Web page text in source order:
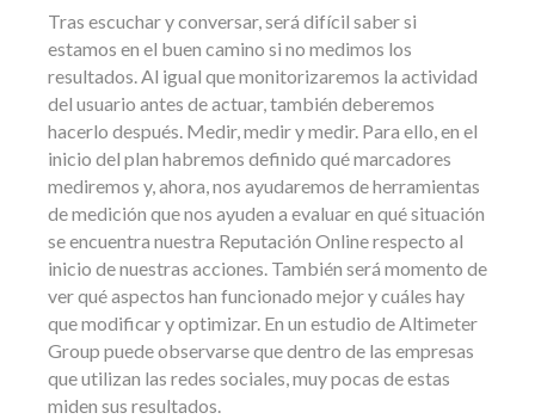
Tras escuchar y conversar, será difícil saber si
estamos en el buen camino si no medimos los
resultados. Al igual que monitorizaremos la actividad
del usuario antes de actuar, también deberemos
hacerlo después. Medir, medir y medir. Para ello, en el
inicio del plan habremos definido qué marcadores
mediremos y, ahora, nos ayudaremos de herramientas
de medición que nos ayuden a evaluar en qué situación
se encuentra nuestra Reputación Online respecto al
inicio de nuestras acciones. También será momento de
ver qué aspectos han funcionado mejor y cuáles hay
que modificar y optimizar. En un estudio de Altimeter
Group puede observarse que dentro de las empresas
que utilizan las redes sociales, muy pocas de estas
miden sus resultados.